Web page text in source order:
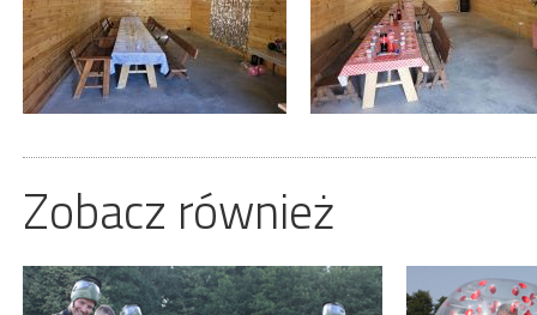
Zobacz również